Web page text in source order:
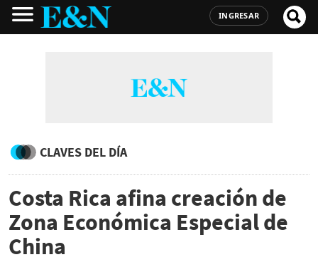
INGRESAR
CLAVES DEL DÍA
Costa Rica afina creación de
Zona Económica Especial de
China